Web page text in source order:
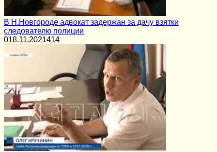
В Н.Новгороде адвокат задержан за дачу взятки
следователю полиции
018.11.2021414